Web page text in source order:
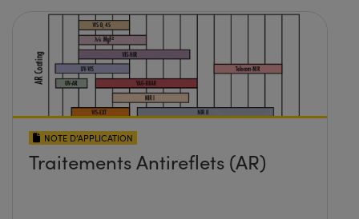
NOTE D’APPLICATION
Traitements Antireflets (AR)